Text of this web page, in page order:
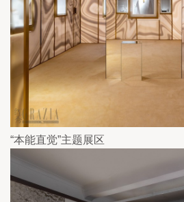
“本能直觉”主题展区